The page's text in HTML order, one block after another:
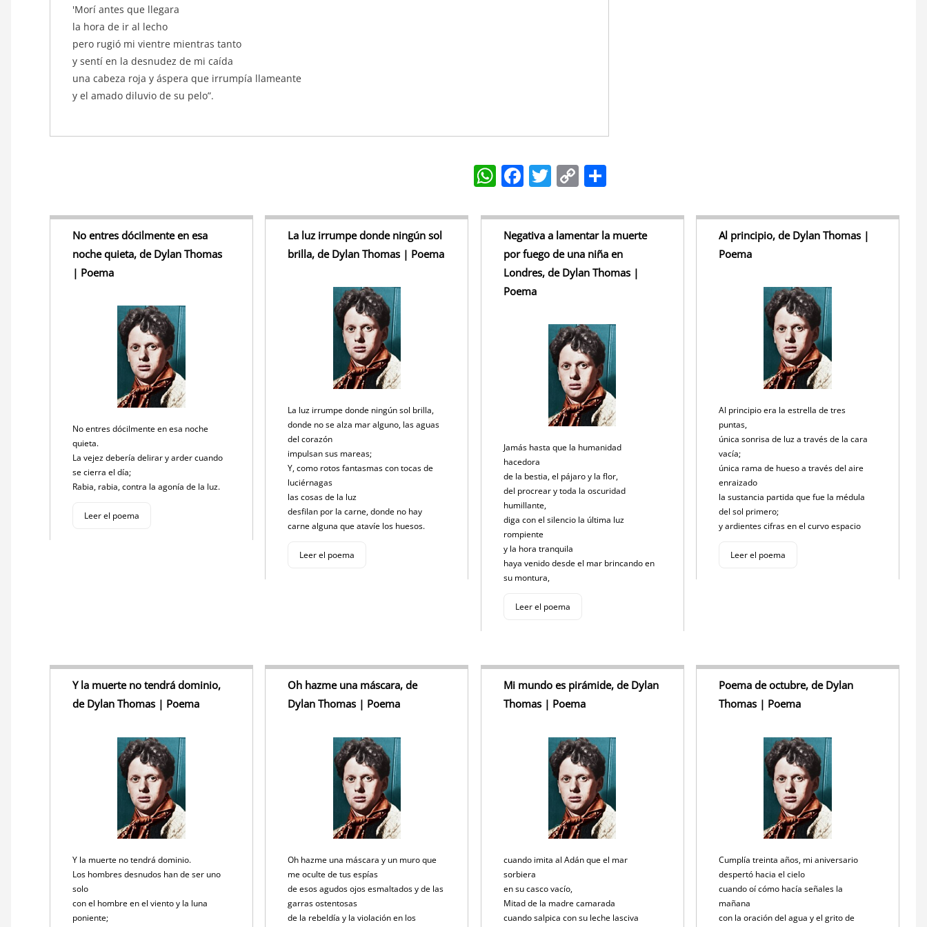
'Morí antes que llegara
la hora de ir al lecho
pero rugió mi vientre mientras tanto
y sentí en la desnudez de mi caída
una cabeza roja y áspera que irrumpía llameante
y el amado diluvio de su pelo”.
W
h
at
s
A
p
F
a
c
e
b
o
T
w
itt
er
C
o
p
y
Li
n
S
h
ar
e
No entres dócilmente en esa
noche quieta, de Dylan Thomas
| Poema
No entres dócilmente en esa noche
quieta.
La vejez debería delirar y arder cuando
se cierra el día;
Rabia, rabia, contra la agonía de la luz.
Leer el poema
La luz irrumpe donde ningún sol
brilla, de Dylan Thomas | Poema
La luz irrumpe donde ningún sol brilla,
donde no se alza mar alguno, las aguas
del corazón
impulsan sus mareas;
Y, como rotos fantasmas con tocas de
luciérnagas
las cosas de la luz
desfilan por la carne, donde no hay
carne alguna que atavíe los huesos.
Leer el poema
Negativa a lamentar la muerte
por fuego de una niña en
Londres, de Dylan Thomas |
Poema
Jamás hasta que la humanidad
hacedora
de la bestia, el pájaro y la flor,
del procrear y toda la oscuridad
humillante,
diga con el silencio la última luz
rompiente
y la hora tranquila
haya venido desde el mar brincando en
su montura,
Leer el poema
Al principio, de Dylan Thomas |
Poema
Al principio era la estrella de tres
puntas,
única sonrisa de luz a través de la cara
vacía;
única rama de hueso a través del aire
enraizado
la sustancia partida que fue la médula
del sol primero;
y ardientes cifras en el curvo espacio
Leer el poema
Y la muerte no tendrá dominio,
de Dylan Thomas | Poema
Y la muerte no tendrá dominio.
Los hombres desnudos han de ser uno
solo
con el hombre en el viento y la luna
poniente;
Oh hazme una máscara, de
Dylan Thomas | Poema
Oh hazme una máscara y un muro que
me oculte de tus espías
de esos agudos ojos esmaltados y de las
garras ostentosas
de la rebeldía y la violación en los
Mi mundo es pirámide, de Dylan
Thomas | Poema
cuando imita al Adán que el mar
sorbiera
en su casco vacío,
Mitad de la madre camarada
cuando salpica con su leche lasciva
Poema de octubre, de Dylan
Thomas | Poema
Cumplía treinta años, mi aniversario
despertó hacia el cielo
cuando oí cómo hacía señales la
mañana
con la oración del agua y el grito de